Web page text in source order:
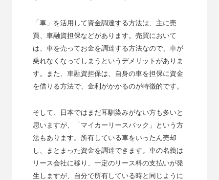
「車」を活用して資金調達する方法は、主に売
買、車融資担保などがあります。売買において
は、車を売ってお金を調達する方法なので、車が
乗れなくなってしまうというデメリットがありま
す。また、車融資担保は、自身の車を担保に資金
を借りる方法で、金利がかかるのが特徴的です。
そして、日本ではまだ耳馴染みがない方も多いと
思いますが、「マイカーリースバック」という方
法もあります。所有している車をいったん売却
し、まとまった資金を調達できます。車の名義は
リース会社に移り、一定のリース料の支払いが発
生しますが、自分で所有している時と同じように